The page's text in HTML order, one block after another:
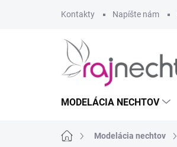
Kontakty Napíšte nám
MODELÁCIA NECHTOV
DomovModelácia nechtov